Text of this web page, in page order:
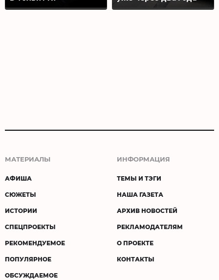
МАТЕРИАЛЫ
АФИША
СЮЖЕТЫ
ИСТОРИИ
СПЕЦПРОЕКТЫ
РЕКОМЕНДУЕМОЕ
ПОПУЛЯРНОЕ
ОБСУЖДАЕМОЕ
ИНФОРМАЦИЯ
ТЕМЫ И ТЭГИ
НАША ГАЗЕТА
АРХИВ НОВОСТЕЙ
РЕКЛАМОДАТЕЛЯМ
О ПРОЕКТЕ
КОНТАКТЫ